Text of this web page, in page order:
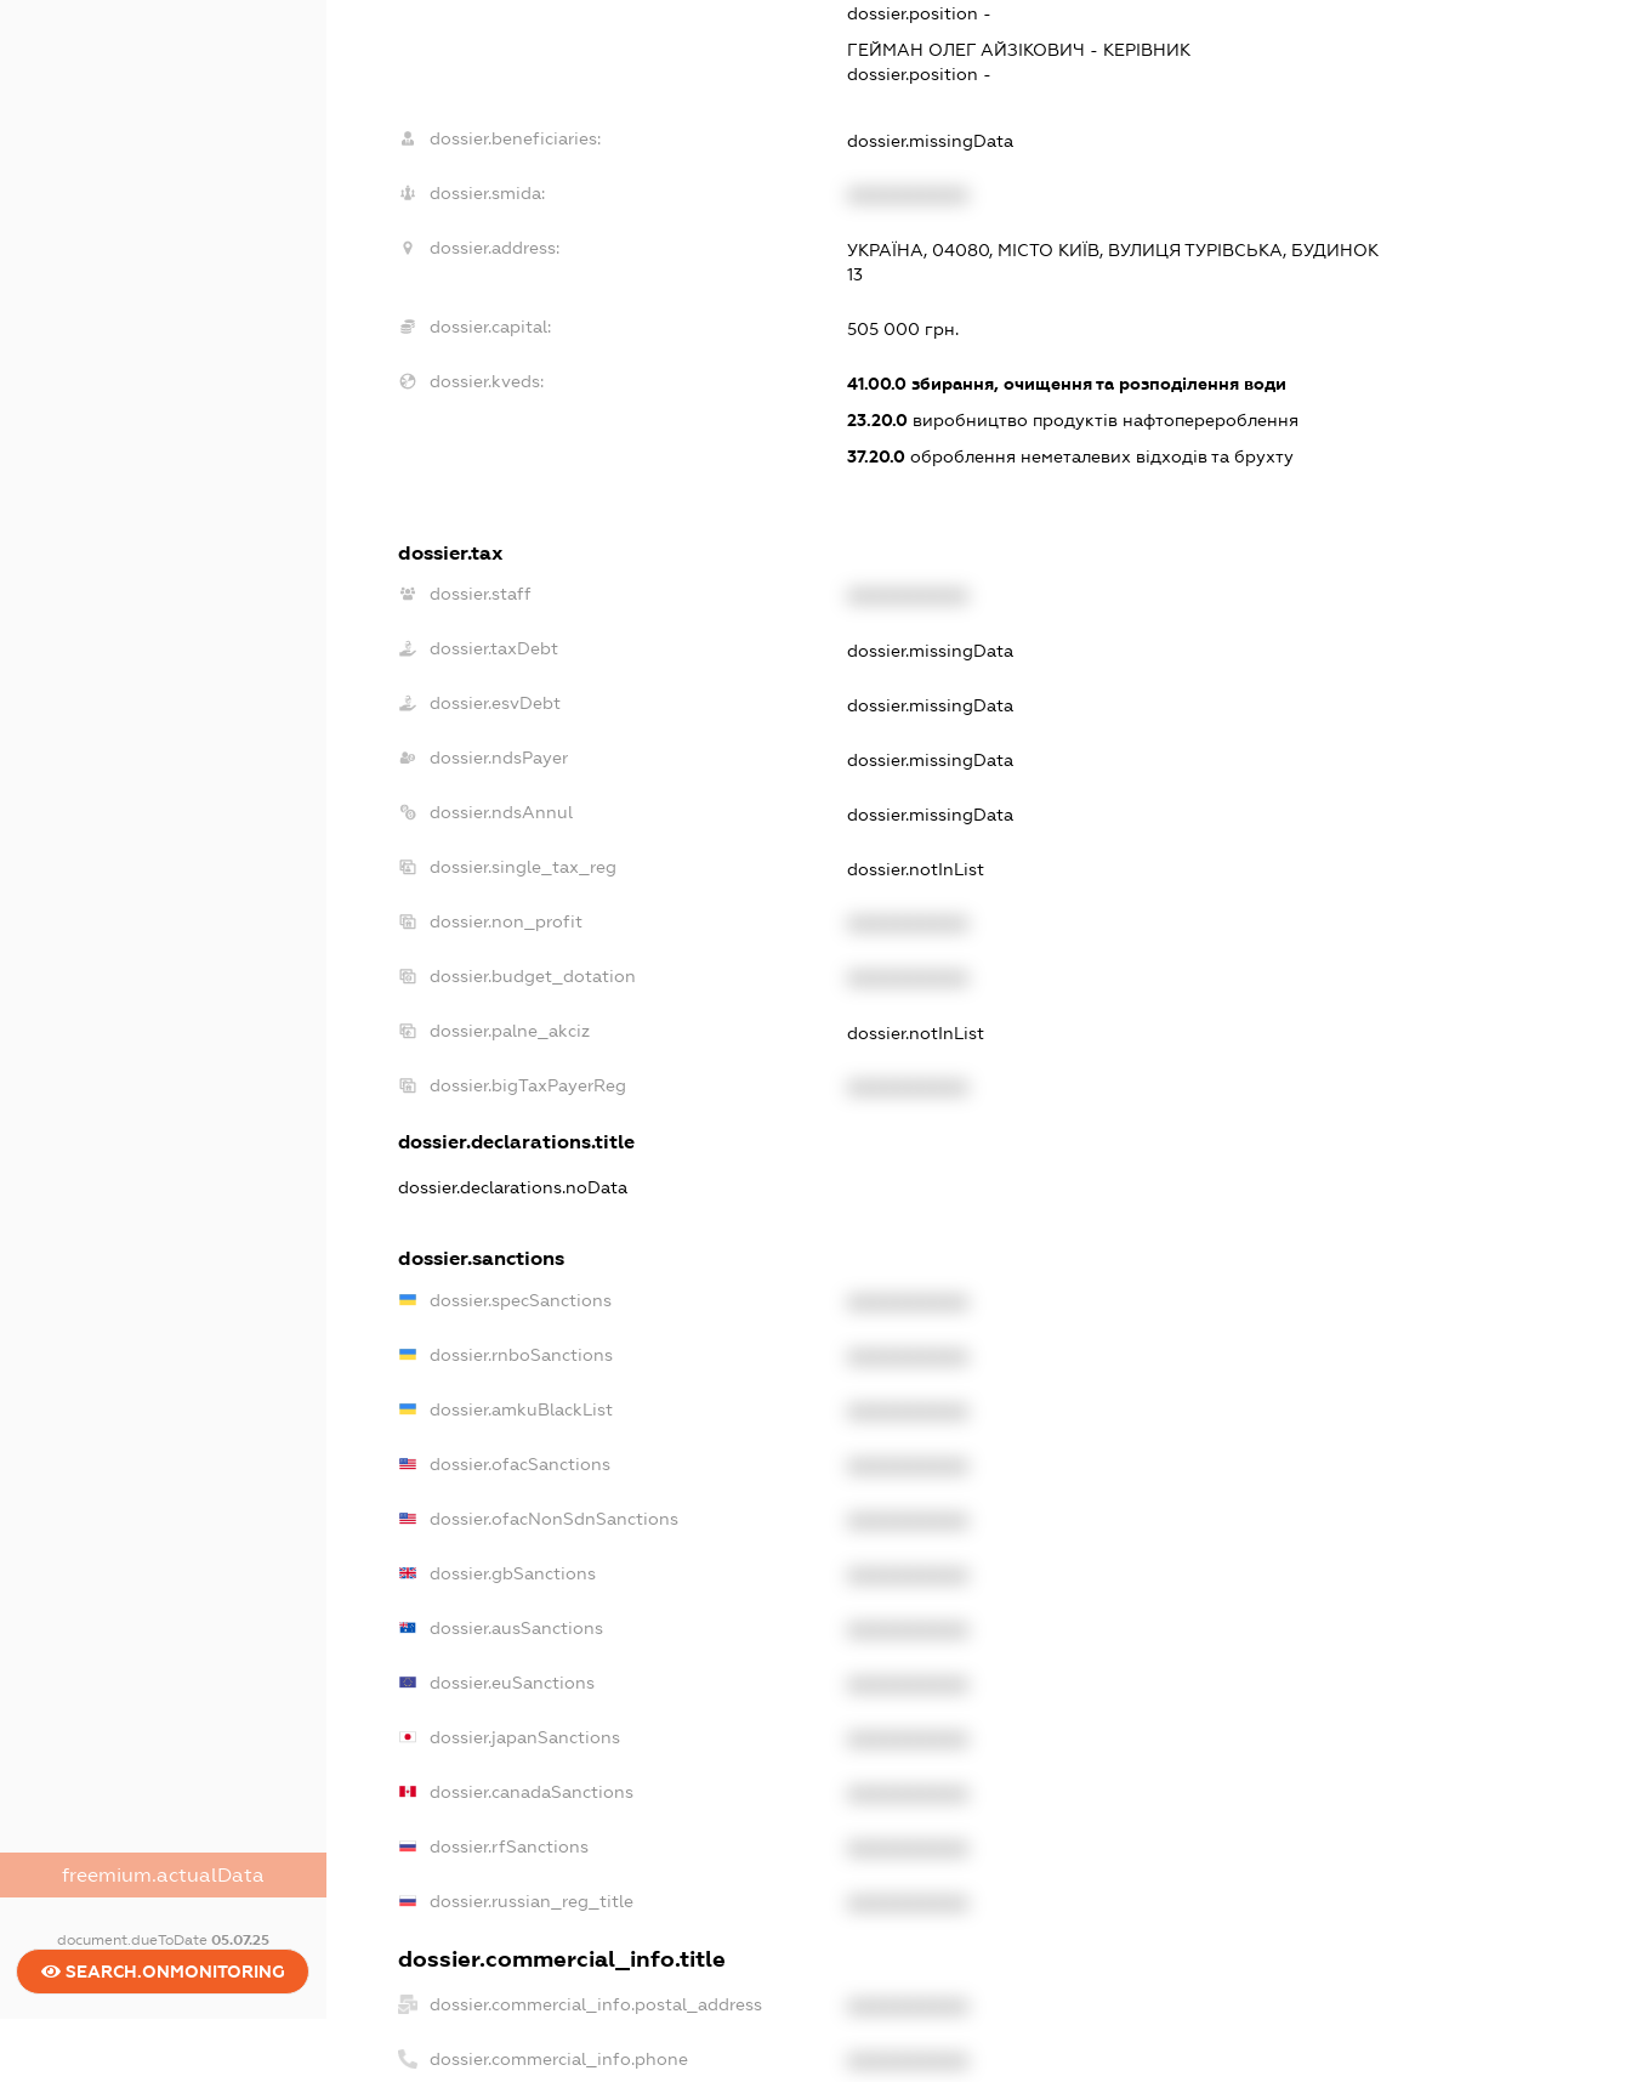
freemium.actualData
document.dueToDate 05.07.25
SEARCH.ONMONITORING
dossier.position -
ГЕЙМАН ОЛЕГ АЙЗІКОВИЧ - КЕРІВНИК
dossier.position -
dossier.beneficiaries: dossier.missingData
dossier.smida:
dossier.address:
УКРАЇНА, 04080, МІСТО КИЇВ, ВУЛИЦЯ ТУРІВСЬКА, БУДИНОК
13
dossier.capital: 505 000 грн.
dossier.kveds: 41.00.0 збирання, очищення та розподілення води
23.20.0 виробництво продуктів нафтоперероблення
37.20.0 оброблення неметалевих відходів та брухту
dossier.tax
dossier.staff
dossier.taxDebt dossier.missingData
dossier.esvDebt dossier.missingData
dossier.ndsPayer dossier.missingData
dossier.ndsAnnul dossier.missingData
dossier.single_tax_reg dossier.notInList
dossier.non_profit
dossier.budget_dotation
dossier.palne_akciz dossier.notInList
dossier.bigTaxPayerReg
dossier.declarations.title
dossier.declarations.noData
dossier.sanctions
dossier.specSanctions
dossier.rnboSanctions
dossier.amkuBlackList
dossier.ofacSanctions
dossier.ofacNonSdnSanctions
dossier.gbSanctions
dossier.ausSanctions
dossier.euSanctions
dossier.japanSanctions
dossier.canadaSanctions
dossier.rfSanctions
dossier.russian_reg_title
dossier.commercial_info.title
dossier.commercial_info.postal_address
dossier.commercial_info.phone